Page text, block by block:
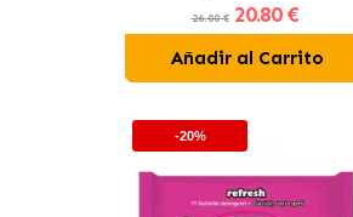
Aloe Vera
26.00 € 20.80 €
Añadir al Carrito
-20%